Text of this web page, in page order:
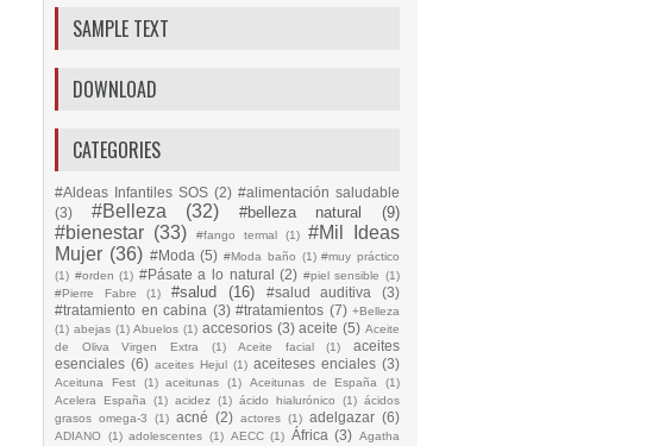
SAMPLE TEXT
DOWNLOAD
CATEGORIES
#Aldeas Infantiles SOS (2) #alimentación saludable
(3)
#Belleza (32) #belleza natural (9)
#bienestar (33) #fango termal (1)
#Mil Ideas
Mujer (36) #Moda (5) #Moda baño (1) #muy práctico
(1) #orden (1) #Pásate a lo natural (2) #piel sensible (1)
#Pierre Fabre
(1) #salud (16) #salud auditiva
(3)
#tratamiento en cabina (3) #tratamientos (7) +Belleza
(1) abejas (1) Abuelos (1) accesorios (3) aceite (5) Aceite
de Oliva Virgen Extra
(1) Aceite facial (1)
aceites
esenciales (6) aceites Hejul (1) aceiteses enciales (3)
Aceituna Fest (1) aceitunas (1) Aceitunas de España
(1)
Acelera España (1) acidez (1) ácido hialurónico (1) ácidos
grasos omega-3
(1) acné (2) actores (1) adelgazar (6)
ADIANO (1) adolescentes (1) AECC (1) África (3) Agatha